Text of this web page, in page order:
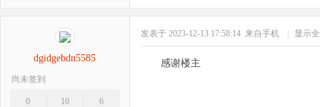
dgidgebdn5585
尚未签到
0
10
6
发表于 2023-12-13 17:58:14 来自手机 显示
感谢楼主